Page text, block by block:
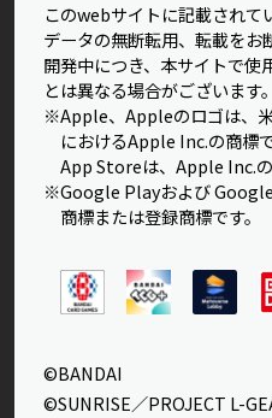
このwebサイトに記載されて
データの無断転用、転載をお
開発中につき、本サイトで使
とは異なる場合がございます。
※Apple、Appleのロゴは、
におけるApple Inc.の商標で
App Storeは、Apple Inc.の
※Google Playおよび
商標または登録商標です。
©BANDAI
©SUNRISE／PROJECT L-